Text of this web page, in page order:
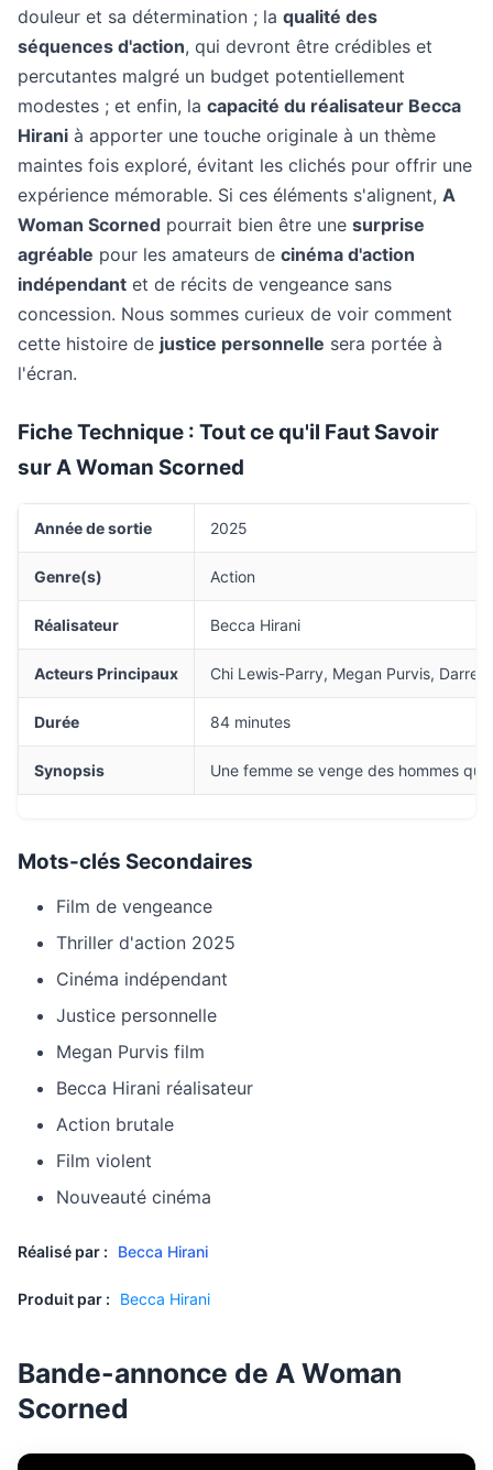
douleur et sa détermination ; la qualité des
séquences d'action, qui devront être crédibles et
percutantes malgré un budget potentiellement
modestes ; et enfin, la capacité du réalisateur Becca
Hirani à apporter une touche originale à un thème
maintes fois exploré, évitant les clichés pour offrir une
expérience mémorable. Si ces éléments s'alignent, A
Woman Scorned pourrait bien être une surprise
agréable pour les amateurs de cinéma d'action
indépendant et de récits de vengeance sans
concession. Nous sommes curieux de voir comment
cette histoire de justice personnelle sera portée à
l'écran.
Fiche Technique : Tout ce qu'il Faut Savoir
sur A Woman Scorned
Année de sortie 2025
Genre(s) Action
Réalisateur Becca Hirani
Acteurs Principaux Chi Lewis-Parry, Megan Purvis,
Durée 84 minutes
Synopsis Une femme se venge des hommes
Mots-clés Secondaires
Film de vengeance
Thriller d'action 2025
Cinéma indépendant
Justice personnelle
Megan Purvis film
Becca Hirani réalisateur
Action brutale
Film violent
Nouveauté cinéma
Réalisé par : Becca Hirani
Produit par : Becca Hirani
Bande-annonce de A Woman
Scorned